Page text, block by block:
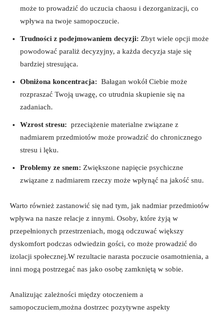
⁤może to prowadzić do uczucia chaosu i dezorganizacji, co
wpływa ‌na twoje samopoczucie.
Trudności z podejmowaniem decyzji: Zbyt wiele opcji może
powodować paraliż decyzyjny,‍ a ⁤każda decyzja staje się
⁤bardziej stresująca.
Obniżona ​koncentracja: ⁣ Bałagan ⁢wokół Ciebie może
rozpraszać Twoją‌ uwagę, co utrudnia skupienie się ⁤na
zadaniach.
Wzrost stresu: ⁣ przeciążenie materialne związane z
nadmiarem przedmiotów może prowadzić‌ do chronicznego
stresu i lęku.
Problemy ze snem: Zwiększone ⁤napięcie psychiczne
związane z nadmiarem rzeczy może wpłynąć na jakość snu.
Warto ⁤również zastanowić się nad tym, jak nadmiar przedmiotów
wpływa na nasze relacje z innymi. Osoby, które żyją w
przepełnionych‍ przestrzeniach, mogą odczuwać większy‌
dyskomfort ​podczas odwiedzin gości, co może prowadzić do
izolacji społecznej.W rezultacie narasta poczucie osamotnienia, a
⁢inni mogą‌ postrzegać nas jako osobę zamkniętą w sobie.
Analizując zależności między⁤ otoczeniem a⁣
samopoczuciem,można ⁤dostrzec pozytywne aspekty